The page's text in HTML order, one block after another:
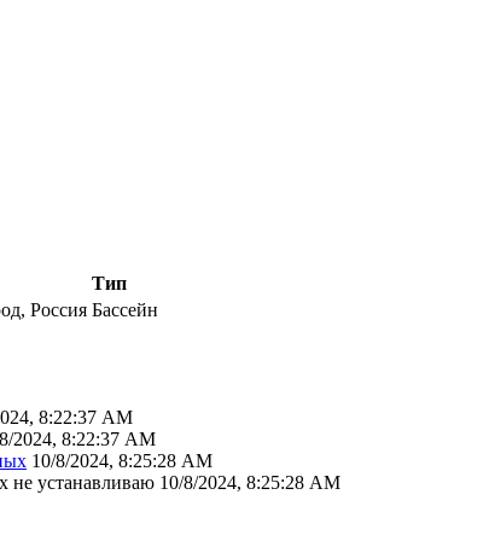
Тип
Россия Бассейн
8:22:37 AM
2024, 8:22:37 AM
10/8/2024, 8:25:28 AM
не устанавливаю 10/8/2024, 8:25:28 AM